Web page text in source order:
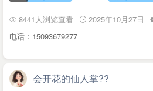
8441人浏览查看 2025年10月27日
电话：15093679277
会开花的仙人掌??